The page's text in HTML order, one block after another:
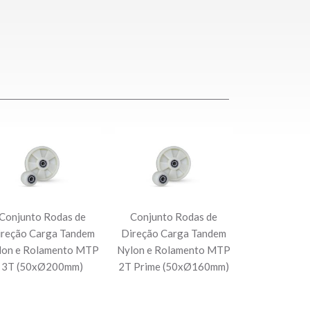
Rodas de
Carga Tandem
e Rolamento MTP
3T (50xØ200mm)
Conjunto Rodas de
Direção Carga Tandem
Nylon e Rolamento MTP
2T Prime (50xØ160mm)